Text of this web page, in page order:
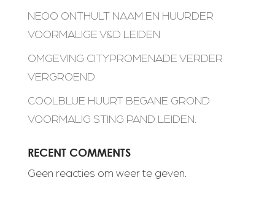
NEOO ONTHULT NAAM EN HUURDER
VOORMALIGE V&D LEIDEN
OMGEVING CITYPROMENADE VERDER
VERGROEND
COOLBLUE HUURT BEGANE GROND
VOORMALIG STING PAND LEIDEN.
RECENT COMMENTS
Geen reacties om weer te geven.